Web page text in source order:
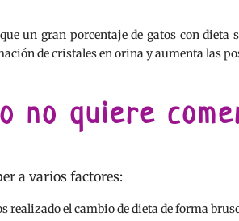
un gran porcentaje de gatos con dieta
de cristales en orina y aumenta las
no quiere
a varios factores:
realizado el cambio de dieta de forma